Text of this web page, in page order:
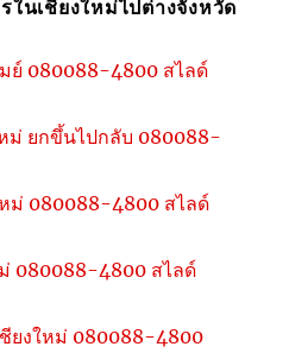
ในเชียงใหม่ไปต่างจังหวัด
ย์ 080088-4800 สไลด์
ม่ ยกขึ้นไปกลับ 080088-
ม่ 080088-4800 สไลด์
080088-4800 สไลด์
ยงใหม่ 080088-4800